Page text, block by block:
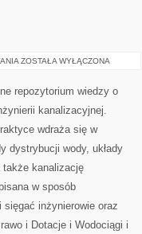
CASE
REALIZACJE
ZOSTAŁA WYŁĄCZONA
repozytorium wiedzy o
kanalizacyjnej.
wdraża się w
dystrybucji wody, układy
także kanalizację
w sposób
inżynierowie oraz
i Dotacje i Wodociągi i